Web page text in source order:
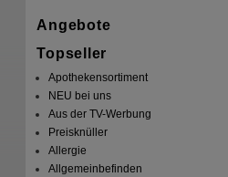
Angebote
Topseller
Apothekensortiment
NEU bei uns
Aus der TV-Werbung
Preisknüller
Allergie
Allgemeinbefinden